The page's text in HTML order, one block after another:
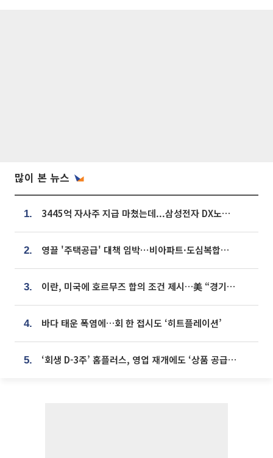
많이 본 뉴스
1. 3445억 자사주 지급 마쳤는데...삼성전자 DX노조, 뒤늦은 '떼쓰기 집회'
2. 영끌 '주택공급' 대책 임박⋯비아파트·도심복합까지 총동원
3. 이란, 미국에 호르무즈 합의 조건 제시…美 “경기 아직 안 끝나” [종합]
4. 바다 태운 폭염에…회 한 접시도 ‘히트플레이션’
5. ‘회생 D-3주’ 홈플러스, 영업 재개에도 ‘상품 공급망’ 복구가 생존 관건